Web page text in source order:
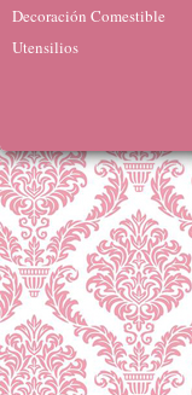
Decoración Comestible
Utensilios